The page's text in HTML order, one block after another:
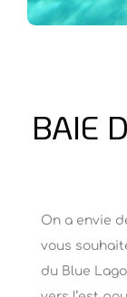
BAIE
On a envie
vous
du Blue